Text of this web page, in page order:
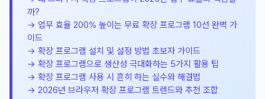
까?
→ 업무 효율 200% 높이는 무료 확장 프로그램 10선 완벽 가
이드
→ 확장 프로그램 설치 및 설정 방법 초보자 가이드
→ 확장 프로그램으로 생산성 극대화하는 5가지 활용 팁
→ 확장 프로그램 사용 시 흔히 하는 실수와 해결법
→ 2026년 브라우저 확장 프로그램 트렌드와 추천 조합